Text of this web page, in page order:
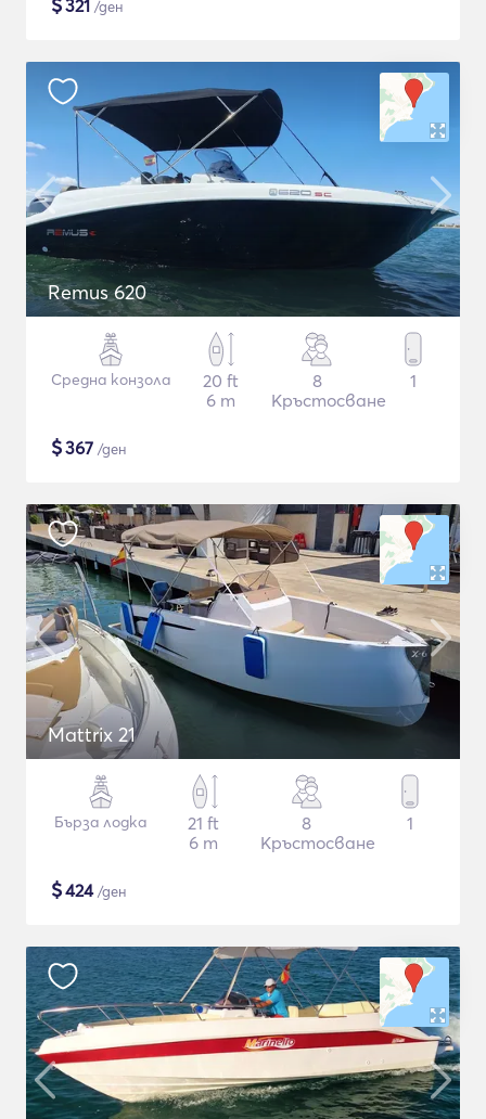
321 /ден
Remus 620
Средна конзола
20 ft
6 m
8
Кръстосване
1
$367 /ден
Mattrix 21
Бърза лодка
21 ft
6 m
8
Кръстосване
1
$424/ден